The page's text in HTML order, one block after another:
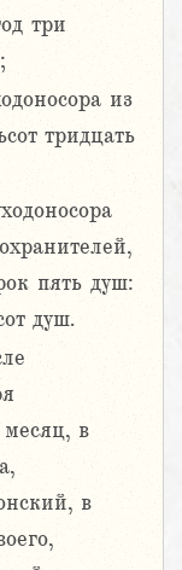
три
из
тридцать
пять душ:
душ.
в
в